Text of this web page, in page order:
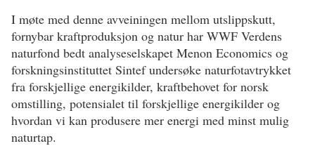
I møte med denne avveiningen mellom utslippskutt,
fornybar kraftproduksjon og natur har WWF Verdens
naturfond bedt analyseselskapet Menon Economics og
forskningsinstituttet Sintef undersøke naturfotavtrykket
fra forskjellige energikilder, kraftbehovet for norsk
omstilling, potensialet til forskjellige energikilder og
hvordan vi kan produsere mer energi med minst mulig
naturtap.